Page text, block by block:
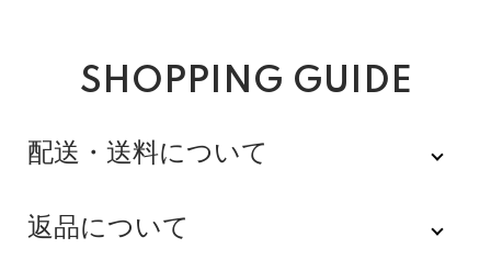
SHOPPING GUIDE
配送・送料について
佐川急便
返品について